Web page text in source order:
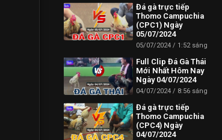
Đá gà trực tiếp
Thomo Campuchia
(CPC1) Ngày
05/07/2024
05/07/2024 1:52 sáng
Full Clip Đá Gà Thái
Mới Nhất Hôm Nay
Ngày 04/07/2024
04/07/2024 8:56 sáng
Đá gà trực tiếp
Thomo Campuchia
(CPC4) Ngày
04/07/2024